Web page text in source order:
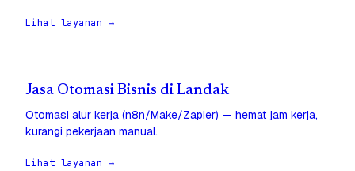
Lihat layanan →
Jasa Otomasi Bisnis di Landak
Otomasi alur kerja (n8n/Make/Zapier) — hemat jam kerja,
kurangi pekerjaan manual.
Lihat layanan →